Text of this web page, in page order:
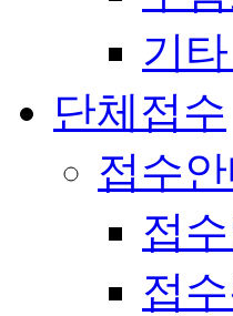
기
단체접수
접수
접
접